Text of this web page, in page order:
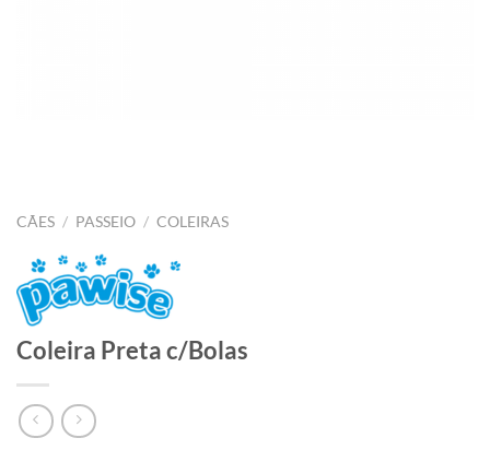
CÃES / PASSEIO / COLEIRAS
Coleira Preta c/Bolas